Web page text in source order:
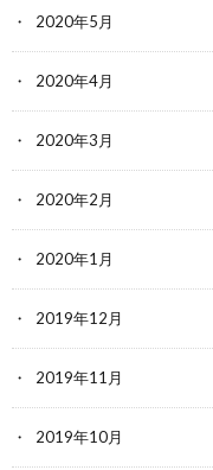
2020年5月
2020年4月
2020年3月
2020年2月
2020年1月
2019年12月
2019年11月
2019年10月